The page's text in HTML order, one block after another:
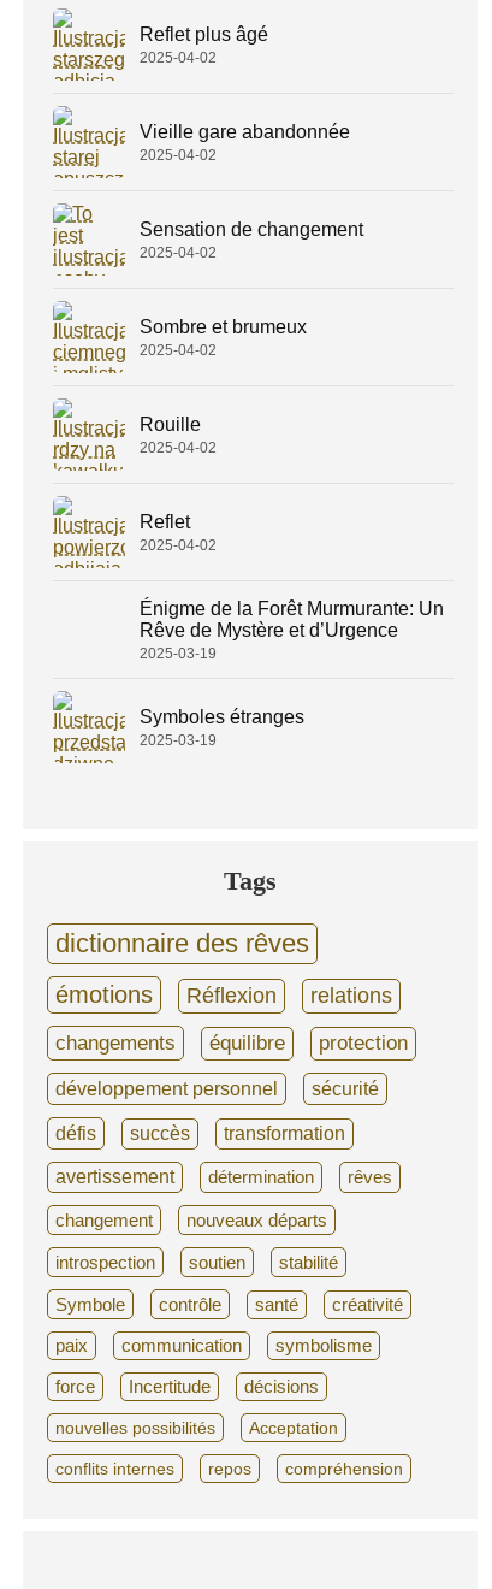
Reflet plus âgé
2025-04-02
Vieille gare abandonnée
2025-04-02
Sensation de changement
2025-04-02
Sombre et brumeux
2025-04-02
Rouille
2025-04-02
Reflet
2025-04-02
Énigme de la Forêt Murmurante: Un
Rêve de Mystère et d’Urgence
2025-03-19
Symboles étranges
2025-03-19
Tags
dictionnaire des rêves
émotions Réflexion
relations
changements
équilibre protection
développement personnel sécurité
défis succès transformation
avertissement détermination rêves
changement nouveaux départs
introspection soutien stabilité
Symbole contrôle santé créativité
paix communication symbolisme
force Incertitude décisions
nouvelles possibilités Acceptation
conflits internes repos compréhension